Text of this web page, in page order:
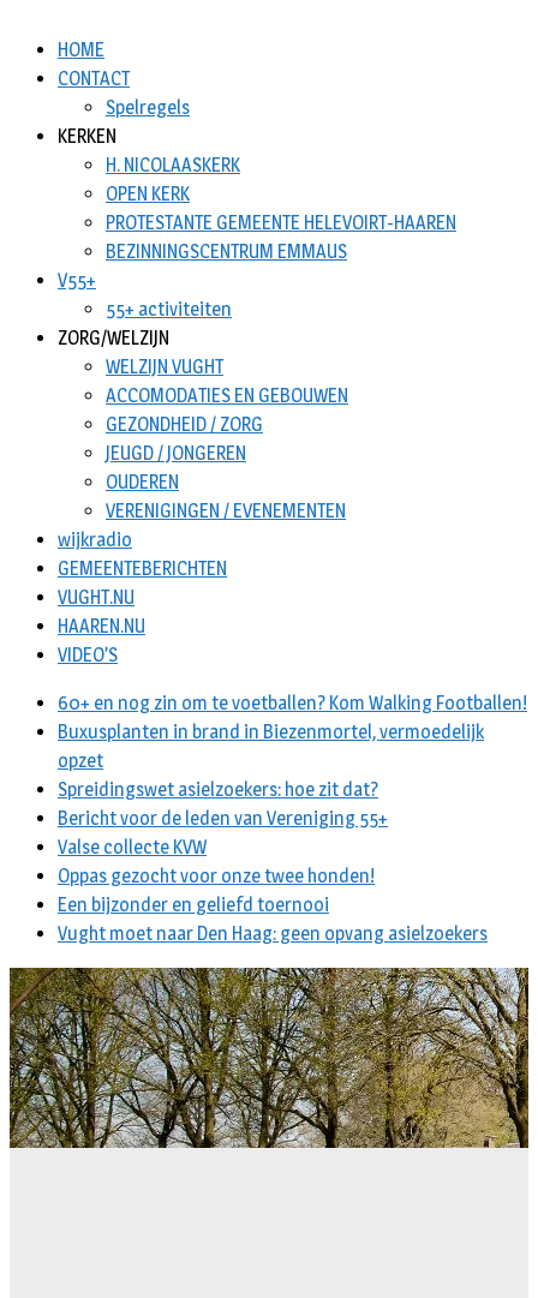
HOME
CONTACT
Spelregels
KERKEN
H. NICOLAASKERK
OPEN KERK
PROTESTANTE GEMEENTE HELEVOIRT-HAAREN
BEZINNINGSCENTRUM EMMAUS
V55+
55+ activiteiten
ZORG/WELZIJN
WELZIJN VUGHT
ACCOMODATIES EN GEBOUWEN
GEZONDHEID / ZORG
JEUGD / JONGEREN
OUDEREN
VERENIGINGEN / EVENEMENTEN
wijkradio
GEMEENTEBERICHTEN
VUGHT.NU
HAAREN.NU
VIDEO’S
60+ en nog zin om te voetballen? Kom Walking Footballen!
Buxusplanten in brand in Biezenmortel, vermoedelijk
opzet
Spreidingswet asielzoekers: hoe zit dat?
Bericht voor de leden van Vereniging 55+
Valse collecte KVW
Oppas gezocht voor onze twee honden!
Een bijzonder en geliefd toernooi
Vught moet naar Den Haag: geen opvang asielzoekers